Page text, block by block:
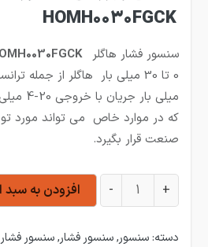
HOMH0030FGCK
سنسور فشار هاگلر HOMH0030FGCK
0 تا 30 میلی بار هاگلر از جمله
میلی
که در موارد خاص می تواند مورد
صنعت قرار بگیرد.
سنسور فشار هاگلر 30 میلی بار جریانی HOMH0030FGCK عدد
+
- افزودن به سبد
دسته:سنسور,سنسور فشار,سنسور فشار